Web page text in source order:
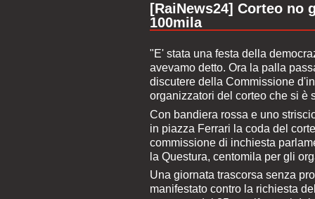
[RaiNews24] Corteo no
100mila
"E' stata una festa della
avevamo detto. Ora la palla
discutere della Commissione
organizzatori del corteo che si è
Con bandiera rossa e uno
in piazza Ferrari la coda del
commissione di inchiesta
la Questura, centomila per gli
Una giornata trascorsa senza
manifestato contro la richiesta